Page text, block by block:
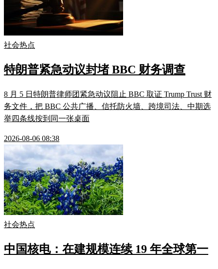
社会热点
特朗普紧急动议封堵 BBC 财务调查
8 月 5 日特朗普律师团紧急动议阻止 BBC 取证 Trump Trust 财
务文件，把 BBC 公共广播、信托防火墙、跨境司法、中期选
举四条线按到同一张桌面
2026-08-06 08:38
社会热点
中国核电：在建规模连续 19 年全球第一